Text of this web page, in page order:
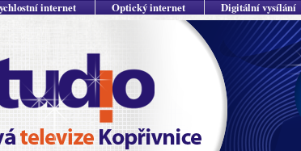
internet Optický internet Digitální vysílání